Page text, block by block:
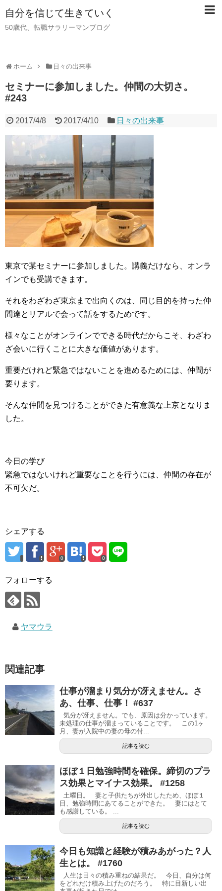
自分を信じて生きていく
50歳代、転職サラリーマンブログ
ホーム 日々の出来事
セミナーに参加しました。仲間の大切さ。
#243
2017/4/8 2017/4/10 日々の出来事
東京で某セミナーに参加しました。講義だけなら、オンラ
インでも受講できます。
それをわざわざ東京まで出向くのは、同じ目的を持った仲
間達とリアルで会って話をするためです。
様々なことがオンラインでできる時代だからこそ、わざわ
ざ会いに行くことに大きな価値があります。
重要だけれど緊急ではないことを進めるためには、仲間が
要ります。
そんな仲間を見つけることができた有意義な上京となりま
した。
今日の学び
緊急ではないけれど重要なことを行うには、仲間の存在が
不可欠だ。
シェアする
0 0
フォローする
ヤマウラ
関連記事
仕事が溜まり気分が冴えません。さ
あ、仕事、仕事！ #637
気分が冴えません。でも、原因は分かっています。
未処理の仕事が溜まっていることです。 この1ヶ
月、妻が入院中の妻の母の付...
記事を読む
ほぼ１日勉強時間を確保。締切のプラ
ス効果とマイナス効果。 #1258
土曜日。 妻と子供たちが外出したため、ほぼ１
日、勉強時間にあてることができた。 妻にはとて
も感謝している。 ...
記事を読む
今日も知識と経験が積みあがった？人
生とは。 #1760
人生は日々の積み重ねの結果だ。 今日、自分は何
をどれだけ積み上げたのだろう。 特に目新しい出